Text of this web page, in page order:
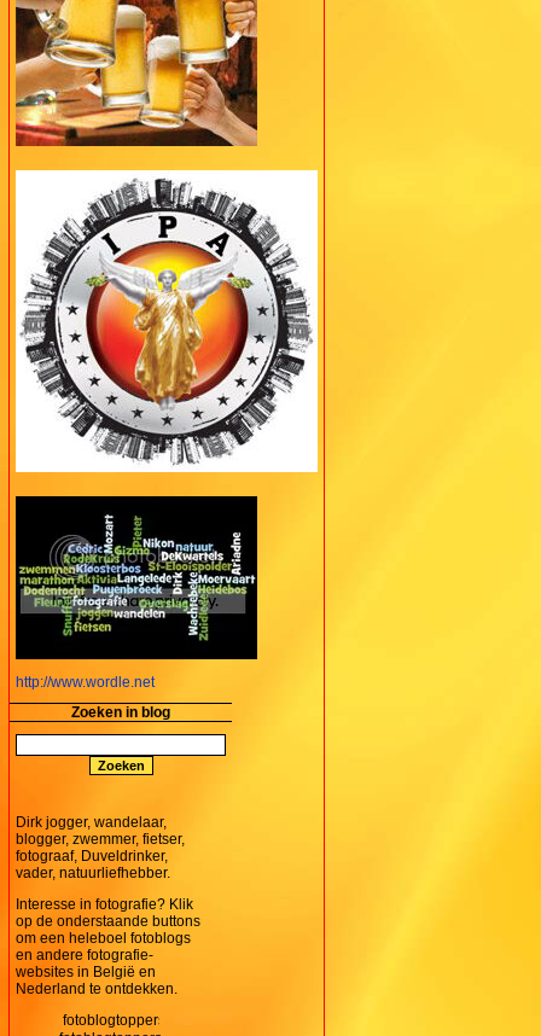
http://www.wordle.net
Zoeken in blog
Dirk jogger, wandelaar,
blogger, zwemmer, fietser,
fotograaf, Duveldrinker,
vader, natuurliefhebber.
Interesse in fotografie? Klik
op de onderstaande buttons
om een heleboel fotoblogs
en andere fotografie-
websites in België en
Nederland te ontdekken.